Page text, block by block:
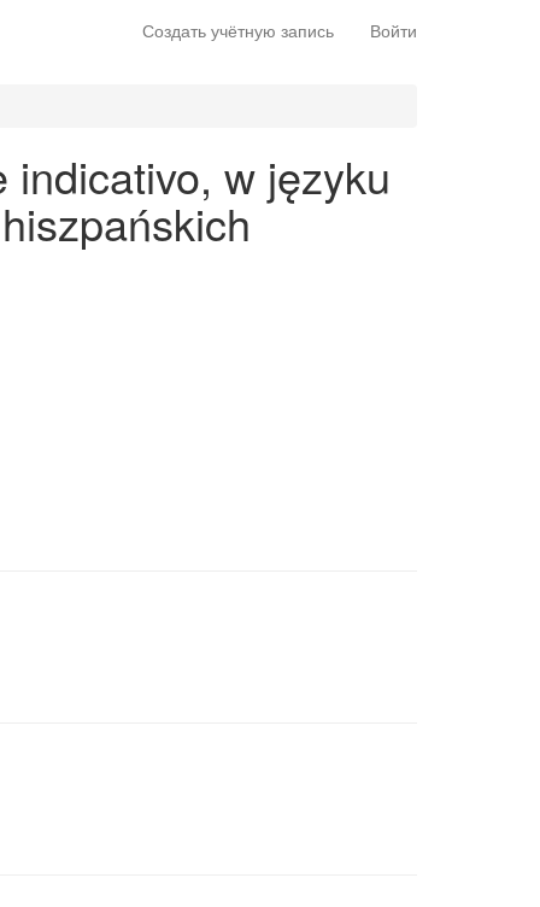
Создать учётную запись Войти
w języku